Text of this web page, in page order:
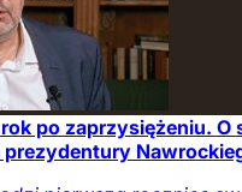
po zaprzysiężeniu. O
prezydentury